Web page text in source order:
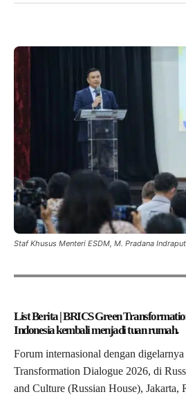
Staf Khusus Menteri ESDM, M. Pradana
List Berita | BRICS Green
Indonesia kembali menjadi tuan rumah.
Forum internasional dengan digelarnya
Transformation Dialogue 2026, di
and Culture (Russian House), Jakarta,